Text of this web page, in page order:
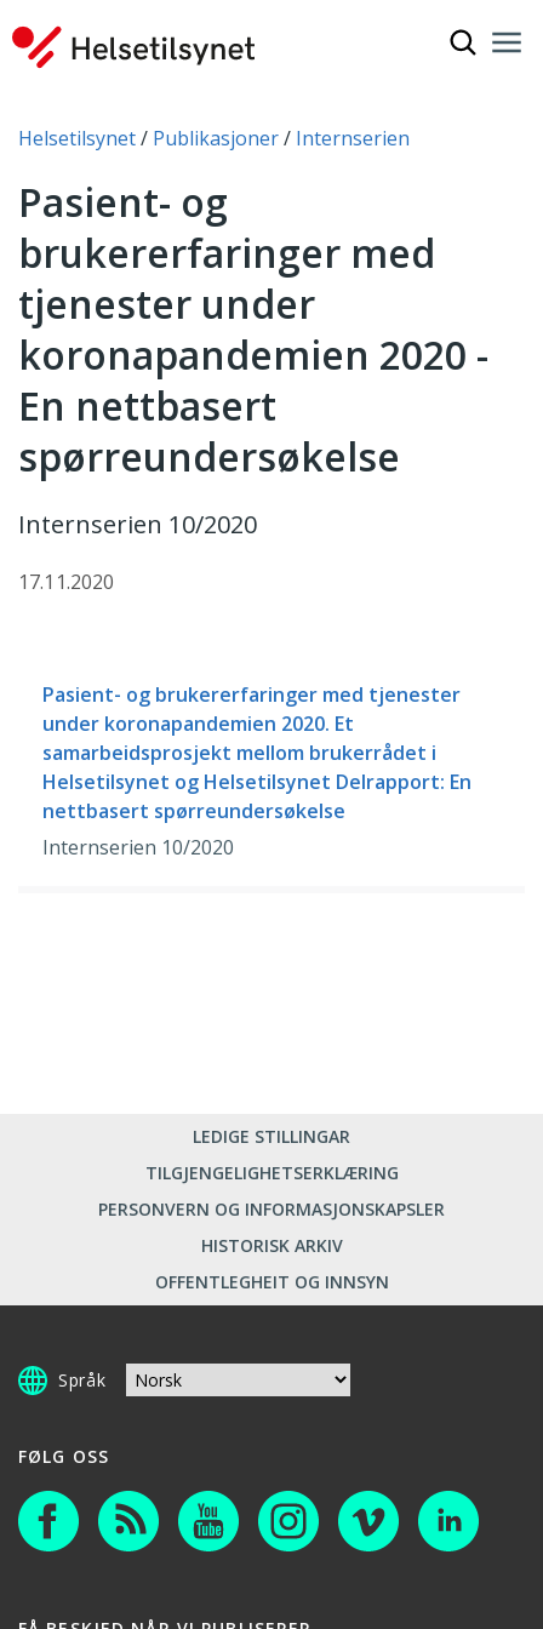
Du er her:
Helsetilsynet Publikasjoner Internserien
Pasient- og
brukererfaringer med
tjenester under
koronapandemien 2020 -
En nettbasert
spørreundersøkelse
Internserien 10/2020
17.11.2020
Pasient- og brukererfaringer med tjenester
under koronapandemien 2020. Et
samarbeidsprosjekt mellom brukerrådet i
Helsetilsynet og Helsetilsynet Delrapport: En
nettbasert spørreundersøkelse
Internserien 10/2020
LEDIGE STILLINGAR
TILGJENGELIGHETSERKLÆRING
PERSONVERN OG INFORMASJONSKAPSLER
HISTORISK ARKIV
OFFENTLEGHEIT OG INNSYN
Språk
FØLG OSS